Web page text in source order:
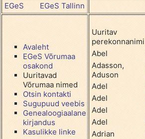
EGeS EGeS Tallinn
Avaleht
EGeS Võrumaa
osakond
Uuritavad
Võrumaa nimed
Otsin kontakti
Sugupuud veebis
Genealoogiaalane
kirjandus
Kasulikke linke
Uuritav
perekonnanimi
Abel
Adasson,
Aduson
Adel
Adel
Adel
Adel
Adrian